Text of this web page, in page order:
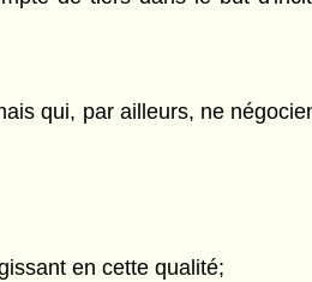
qui, par ailleurs, ne
en cette qualité;